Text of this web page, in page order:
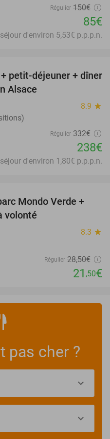
Régulier 150€
85€
d'environ 5,53€ p.p.p.n.
28%
petit-déjeuner + dîner
Alsace
8.9 star
Régulier 332€
238€
d'environ 1,80€ p.p.p.n.
25%
Mondo Verde +
volonté
8.3 star
Régulier 28,50€
21 ,50€
pas cher ?